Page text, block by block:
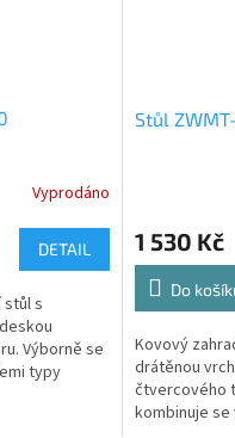
Vyprodáno
DETAIL
stůl s
Výborně se
typy
Stůl
1 530 Kč
Do
Kovový
drátěnou
čtvercového
kombinuje